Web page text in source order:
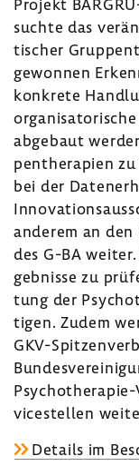
Projekt
suchte das
ti­scher
gewonnen
konkrete
abge­baut
pen­the­ra­pien
bei der
anderem an den
des G-BA
geb­nisse zu
tung der
tigen. Zudem
GKV-​
vice­stellen
Details im